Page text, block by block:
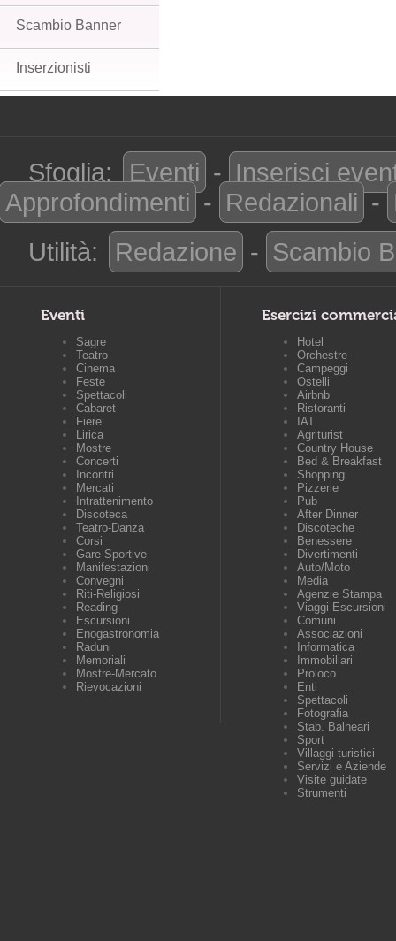
Scambio Banner
Inserzionisti
Sfoglia: Eventi - Inserisci
Approfondimenti - Redazionali -
Utilità:
Redazione - Scambio
Eventi
Sagre
Teatro
Cinema
Feste
Spettacoli
Cabaret
Fiere
Lirica
Mostre
Concerti
Incontri
Mercati
Intrattenimento
Discoteca
Teatro-Danza
Corsi
Gare-Sportive
Manifestazioni
Convegni
Riti-Religiosi
Reading
Escursioni
Enogastronomia
Raduni
Memoriali
Mostre-Mercato
Rievocazioni
Esercizi
Hotel
Orchestre
Campeggi
Ostelli
Airbnb
Ristoranti
IAT
Agriturist
Country House
Bed & Breakfast
Shopping
Pizzerie
Pub
After Dinner
Discoteche
Benessere
Divertimenti
Auto/Moto
Media
Agenzie Stampa
Viaggi Escursioni
Comuni
Associazioni
Informatica
Immobiliari
Proloco
Enti
Spettacoli
Fotografia
Stab. Balneari
Sport
Villaggi turistici
Servizi e Aziende
Visite guidate
Strumenti